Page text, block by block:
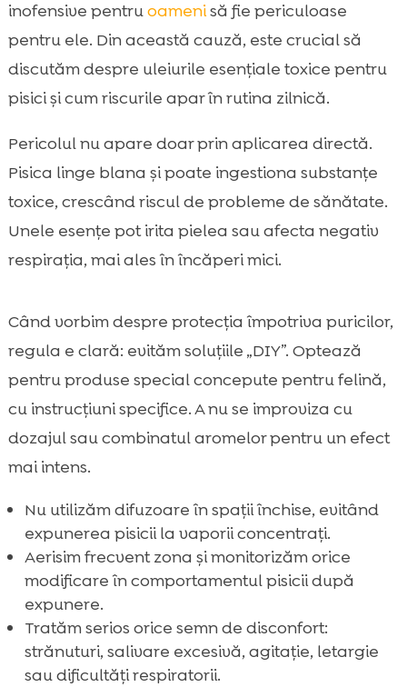
inofensive pentruoamenisă fie periculoase
pentru ele. Din această cauză, este crucial să
discutăm despre uleiurile esențiale toxice pentru
pisici și cum riscurile apar în rutina zilnică.
Pericolul nu apare doar prin aplicarea directă.
Pisica linge blana și poate ingestiona substanțe
toxice, crescând riscul de probleme de sănătate.
Unele esențe pot irita pielea sau afecta negativ
respirația, mai ales în încăperi mici.
Când vorbim despre protecția împotriva puricilor,
regula e clară: evităm soluțiile „DIY”. Optează
pentru produse special concepute pentru felină,
cu instrucțiuni specifice. A nu se improviza cu
dozajul sau combinatul aromelor pentru un efect
mai intens.
Nu utilizăm difuzoare în spații închise, evitând
expunerea pisicii la vaporii concentrați.
Aerisim frecvent zona și monitorizăm orice
modificare în comportamentul pisicii după
expunere.
Tratăm serios orice semn de disconfort:
strănuturi, salivare excesivă, agitație, letargie
sau dificultăți respiratorii.